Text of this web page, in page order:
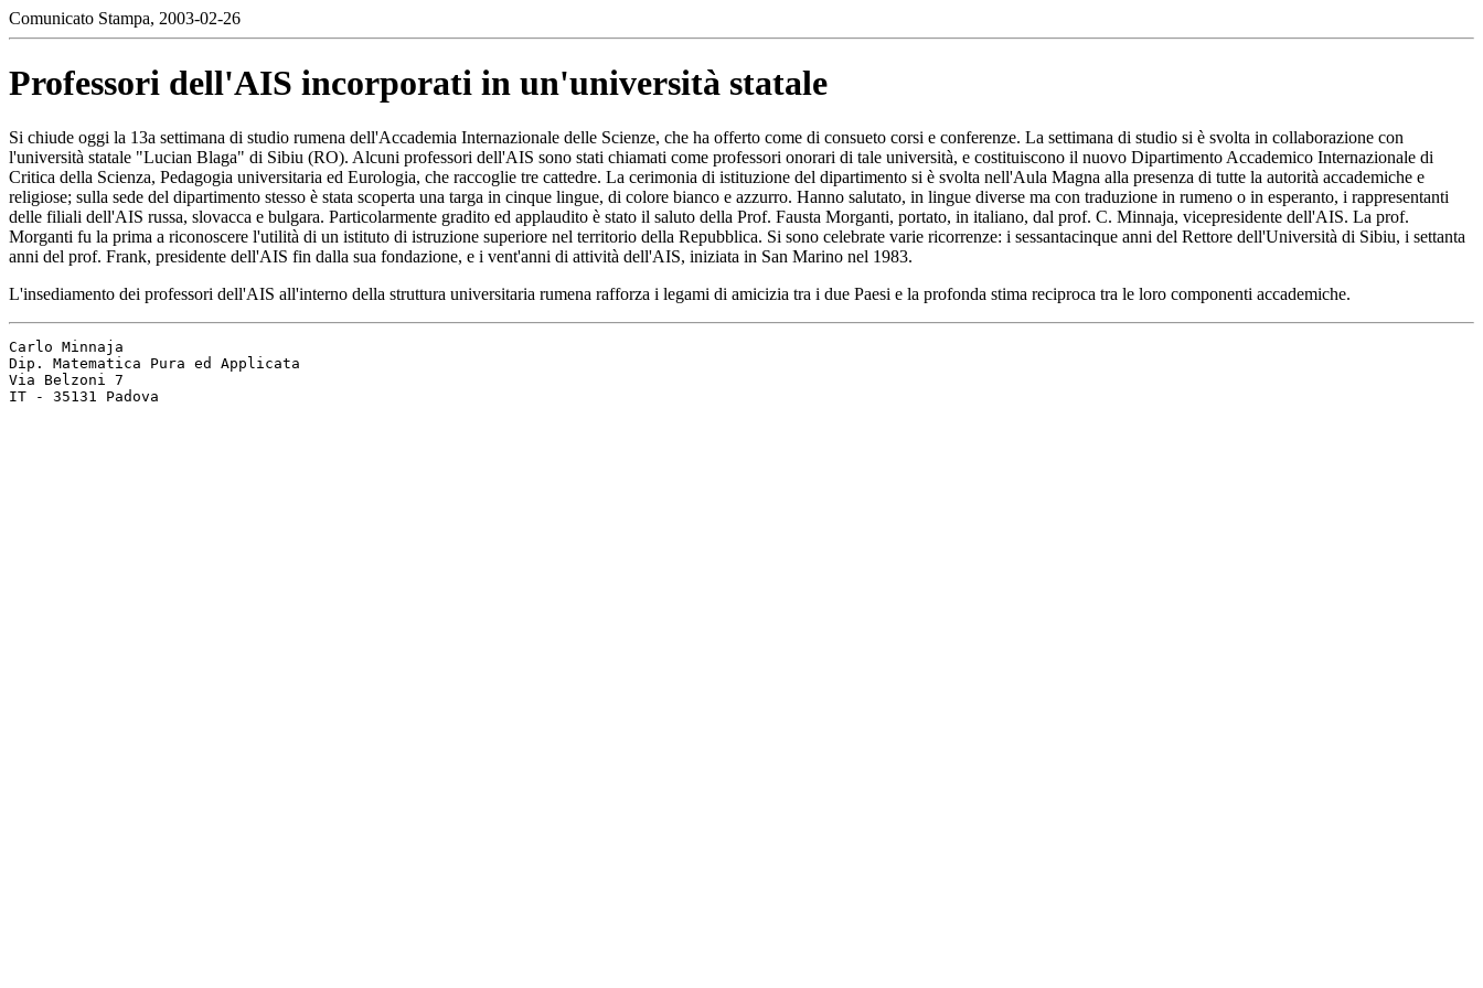
Comunicato Stampa, 2003-02-26
Professori dell'AIS incorporati in un'università statale
Si chiude oggi la 13a settimana di studio rumena dell'Accademia Internazionale delle Scienze, che ha offerto come di consueto corsi e conferenze. La settimana di studio si è svolta in collaborazione con
l'università statale "Lucian Blaga" di Sibiu (RO). Alcuni professori dell'AIS sono stati chiamati come professori onorari di tale università, e costituiscono il nuovo Dipartimento Accademico Internazionale di
Critica della Scienza, Pedagogia universitaria ed Eurologia, che raccoglie tre cattedre. La cerimonia di istituzione del dipartimento si è svolta nell'Aula Magna alla presenza di tutte la autorità accademiche e
religiose; sulla sede del dipartimento stesso è stata scoperta una targa in cinque lingue, di colore bianco e azzurro. Hanno salutato, in lingue diverse ma con traduzione in rumeno o in esperanto, i rappresentanti
delle filiali dell'AIS russa, slovacca e bulgara. Particolarmente gradito ed applaudito è stato il saluto della Prof. Fausta Morganti, portato, in italiano, dal prof. C. Minnaja, vicepresidente dell'AIS. La prof.
Morganti fu la prima a riconoscere l'utilità di un istituto di istruzione superiore nel territorio della Repubblica. Si sono celebrate varie ricorrenze: i sessantacinque anni del Rettore dell'Università di Sibiu, i settanta
anni del prof. Frank, presidente dell'AIS fin dalla sua fondazione, e i vent'anni di attività dell'AIS, iniziata in San Marino nel 1983.
L'insediamento dei professori dell'AIS all'interno della struttura universitaria rumena rafforza i legami di amicizia tra i due Paesi e la profonda stima reciproca tra le loro componenti accademiche.
Carlo Minnaja
Dip. Matematica Pura ed Applicata
Via Belzoni 7